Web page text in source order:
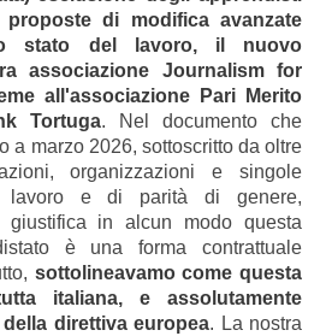
di modifica avanzate
stato del lavoro, il nuovo
associazione Journalism for
all'associazione Pari Merito
Tortuga. Nel documento che
a marzo 2026, sottoscritto da oltre
organizzazioni e singole
lavoro e di parità di genere,
giustifica in alcun modo questa
è una forma contrattuale
sottolineavamo come questa
italiana, e assolutamente
direttiva europea. La nostra